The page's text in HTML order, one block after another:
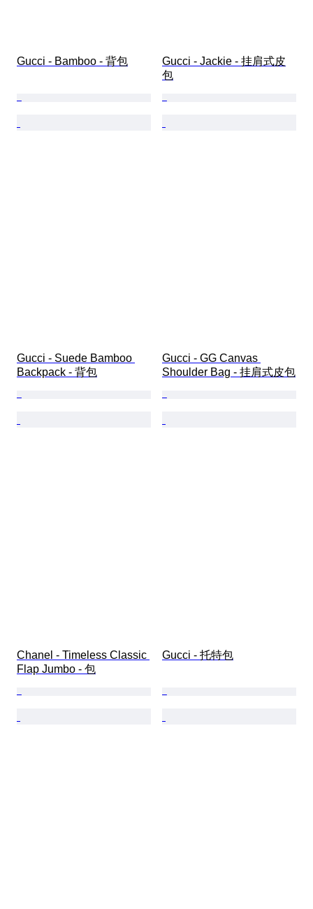
Gucci - Bamboo - 背包
Gucci - Jackie - 挂肩式皮
包
Gucci - Suede Bamboo
Backpack - 背包
Gucci - GG Canvas
Shoulder Bag - 挂肩式皮包
Chanel - Timeless Classic
Flap Jumbo - 包
Gucci - 托特包